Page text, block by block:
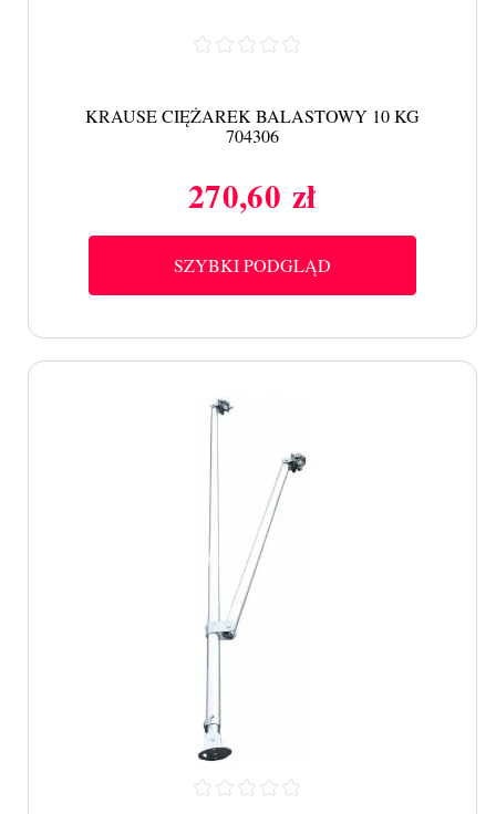
KRAUSE CIĘŻAREK BALASTOWY 10 KG
704306
Cena
270,60 zł
SZYBKI PODGLĄD